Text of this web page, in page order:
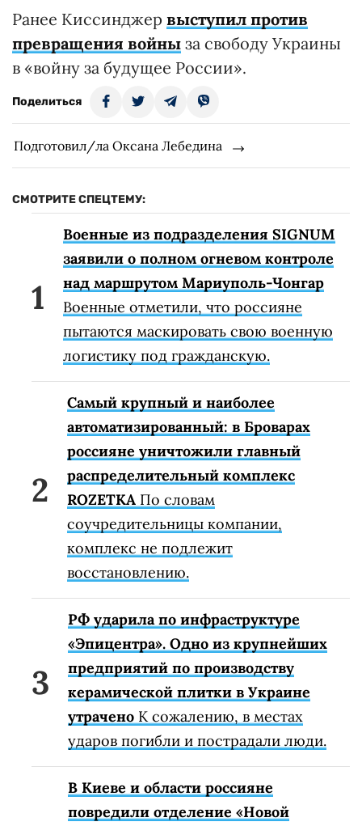
Ранее Киссинджер выступил против
превращения войны за свободу Украины
в «войну за будущее России».
Поделиться
Подготовил/ла Оксана Лебедина
СМОТРИТЕ СПЕЦТЕМУ:
Военные из подразделения SIGNUM
заявили о полном огневом контроле
над маршрутом Мариуполь-Чонгар
Военные отметили, что россияне
пытаются маскировать свою военную
логистику под гражданскую.
Самый крупный и наиболее
автоматизированный: в Броварах
россияне уничтожили главный
распределительный комплекс
ROZETKA По словам
соучредительницы компании,
комплекс не подлежит
восстановлению.
РФ ударила по инфраструктуре
«Эпицентра». Одно из крупнейших
предприятий по производству
керамической плитки в Украине
утрачено К сожалению, в местах
ударов погибли и пострадали люди.
В Киеве и области россияне
повредили отделение «Новой